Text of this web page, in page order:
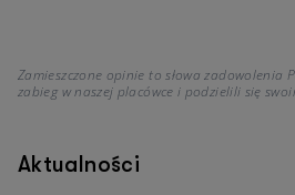
Zamieszczone opinie to słowa zadowolenia
zabieg w naszej placówce i podzielili się
Aktualności